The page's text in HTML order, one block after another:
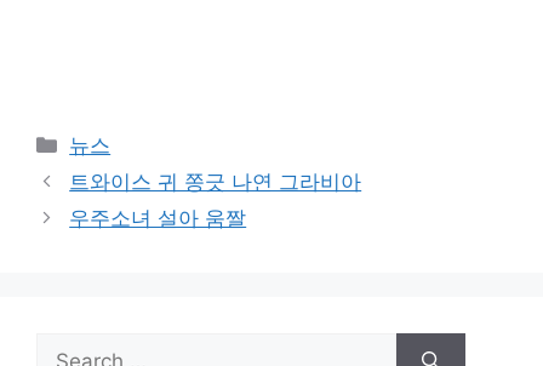
Categories
뉴스
트와이스 귀 쫑긋 나연 그라비아
우주소녀 설아 움짤